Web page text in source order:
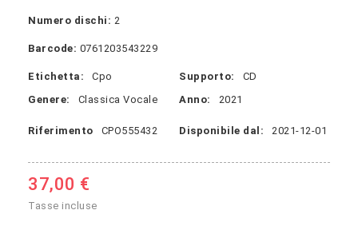
Numero dischi: 2
Barcode: 0761203543229
Etichetta: Cpo Supporto:
CD
Genere:
Classica Vocale Anno: 2021
Riferimento CPO555432 Disponibile dal: 2021-12-01
37,00 €
Tasse incluse